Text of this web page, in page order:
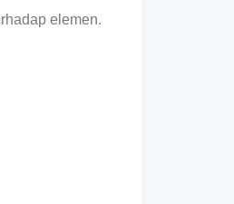
elemen.